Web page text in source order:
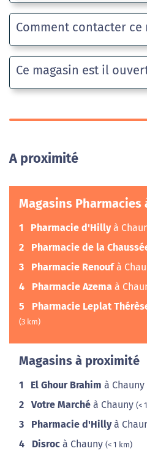
Comment contacter ce
Ce magasin est il
A proximité
Magasins
1 Pharmacie d'Hillyà
2 Pharmacie de la
3 Pharmacie Renoufà
4 Pharmacie Azema à
5 Pharmacie Leplat
(3 km)
Magasins à proximité
1 El Ghour Brahim à Chauny
2 Votre Marché à Chauny (<
3 Pharmacie d'Hillyà
4 Disroc à Chauny (< 1 km)